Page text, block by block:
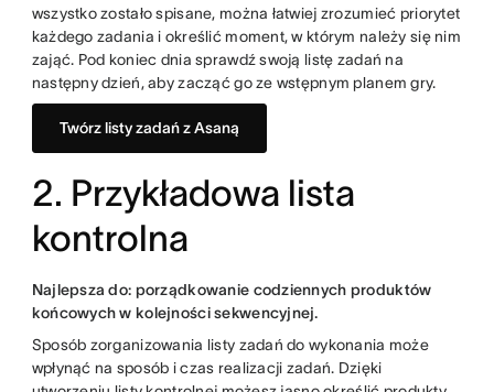
wszystko zostało spisane, można łatwiej zrozumieć priorytet
każdego zadania i określić moment, w którym należy się nim
zająć. Pod koniec dnia sprawdź swoją listę zadań na
następny dzień, aby zacząć go ze wstępnym planem gry.
Twórz listy zadań z Asaną
2. Przykładowa lista
kontrolna
Najlepsza do: porządkowanie codziennych produktów
końcowych w kolejności sekwencyjnej.
Sposób zorganizowania listy zadań do wykonania może
wpłynąć na sposób i czas realizacji zadań. Dzięki